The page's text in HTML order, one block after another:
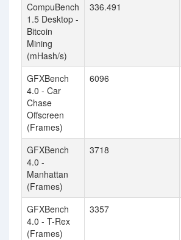
CompuBench
1.5 Desktop -
Bitcoin
Mining
(mHash/s)
336.491
GFXBench
4.0 - Car
Chase
Offscreen
(Frames)
6096
GFXBench
4.0 -
Manhattan
(Frames)
3718
GFXBench
4.0 - T-Rex
(Frames)
3357